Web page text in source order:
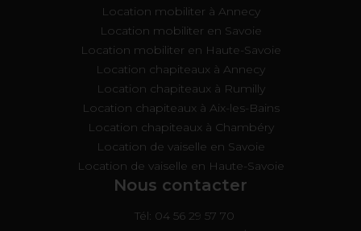
Location mobiliter à Annecy
Location mobiliter en Savoie
Location mobiliter en Haute-Savoie
Location chapiteaux à Annecy
Location chapiteaux à Rumilly
Location chapiteaux à Aix-les-Bains
Location chapiteaux à Chambéry
Location de vaiselle en Savoie
Location de vaiselle en Haute-Savoie
Nous contacter
Tél: 04 56 29 57 70